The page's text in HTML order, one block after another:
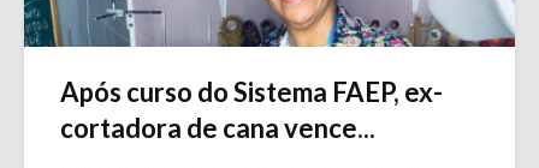
Após curso do Sistema FAEP, ex-
cortadora de cana vence...